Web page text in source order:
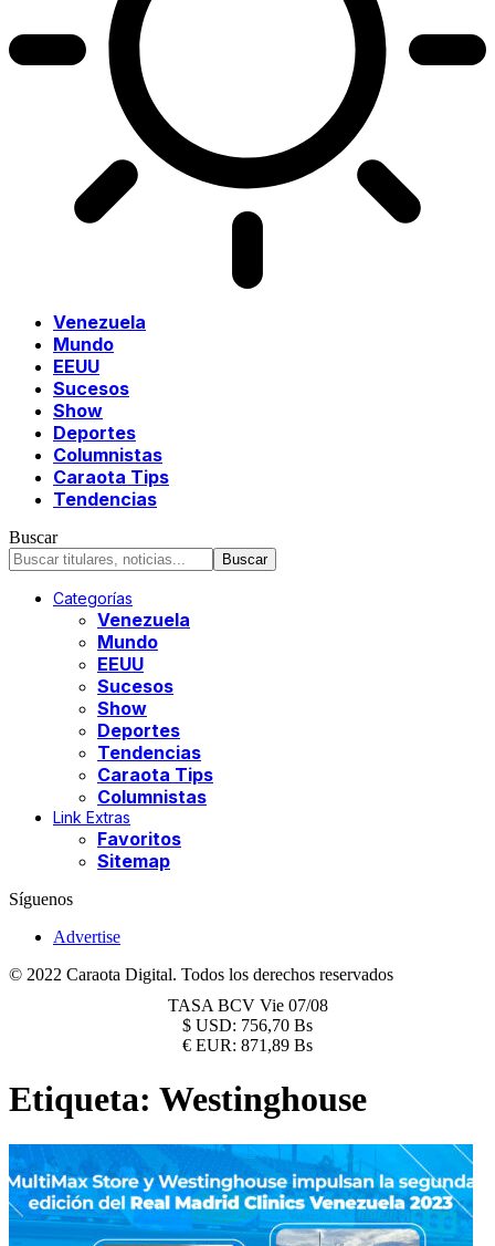
Venezuela
Mundo
EEUU
Sucesos
Show
Deportes
Columnistas
Caraota Tips
Tendencias
Buscar
Categorías
Venezuela
Mundo
EEUU
Sucesos
Show
Deportes
Tendencias
Caraota Tips
Columnistas
Link Extras
Favoritos
Sitemap
Síguenos
Advertise
© 2022 Caraota Digital. Todos los derechos reservados
TASA BCV Vie 07/08
$ USD: 756,70 Bs
€ EUR: 871,89 Bs
Etiqueta: Westinghouse